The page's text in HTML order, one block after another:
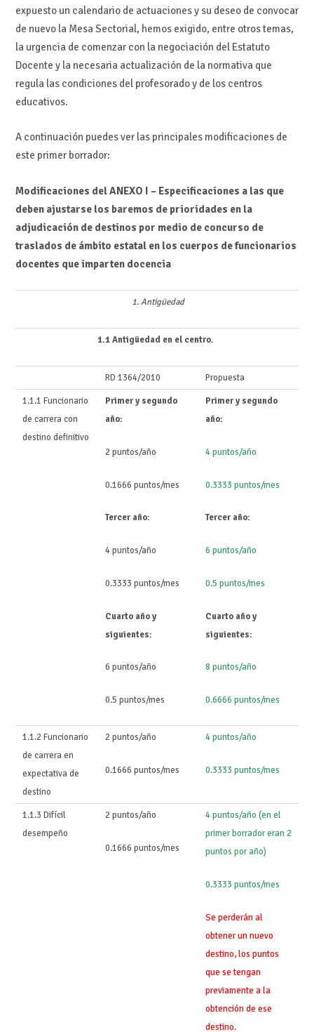
expuesto un calendario de actuaciones y su deseo de convocar
de nuevo la Mesa Sectorial, hemos exigido, entre otros temas,
la urgencia de comenzar con la negociación del Estatuto
Docente y la necesaria actualización de la normativa que
regula las condiciones del profesorado y de los centros
educativos.
A continuación puedes ver las principales modificaciones de
este primer borrador:
Modificaciones del ANEXO I – Especificaciones a las que
deben ajustarse los baremos de prioridades en la
adjudicación de destinos por medio de concurso de
traslados de ámbito estatal en los cuerpos de funcionarios
docentes que imparten docencia
1. Antigüedad
1.1 Antigüedad en el centro.
RD 1364/2010 Propuesta
1.1.1 Funcionario
de carrera con
destino definitivo
Primer y segundo
año:
2 puntos/año
0.1666 puntos/mes
Tercer año:
4 puntos/año
0.3333 puntos/mes
Cuarto año y
siguientes:
6 puntos/año
0.5 puntos/mes
Primer y segundo
año:
4 puntos/año
0.3333 puntos/mes
Tercer año:
6 puntos/año
0.5 puntos/mes
Cuarto año y
siguientes:
8 puntos/año
0.6666 puntos/mes
1.1.2 Funcionario
de carrera en
expectativa de
destino
2 puntos/año
0.1666 puntos/mes
4 puntos/año
0.3333 puntos/mes
1.1.3 Difícil
desempeño
2 puntos/año
0.1666 puntos/mes
4 puntos/año (en el
primer borrador eran 2
puntos por año)
0.3333 puntos/mes
Se perderán al
obtener un nuevo
destino, los puntos
que se tengan
previamente a la
obtención de ese
destino.